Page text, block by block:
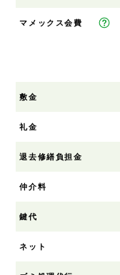
マメックス会費
敷金
礼金
退去修繕負担金
仲介料
鍵代
ネット